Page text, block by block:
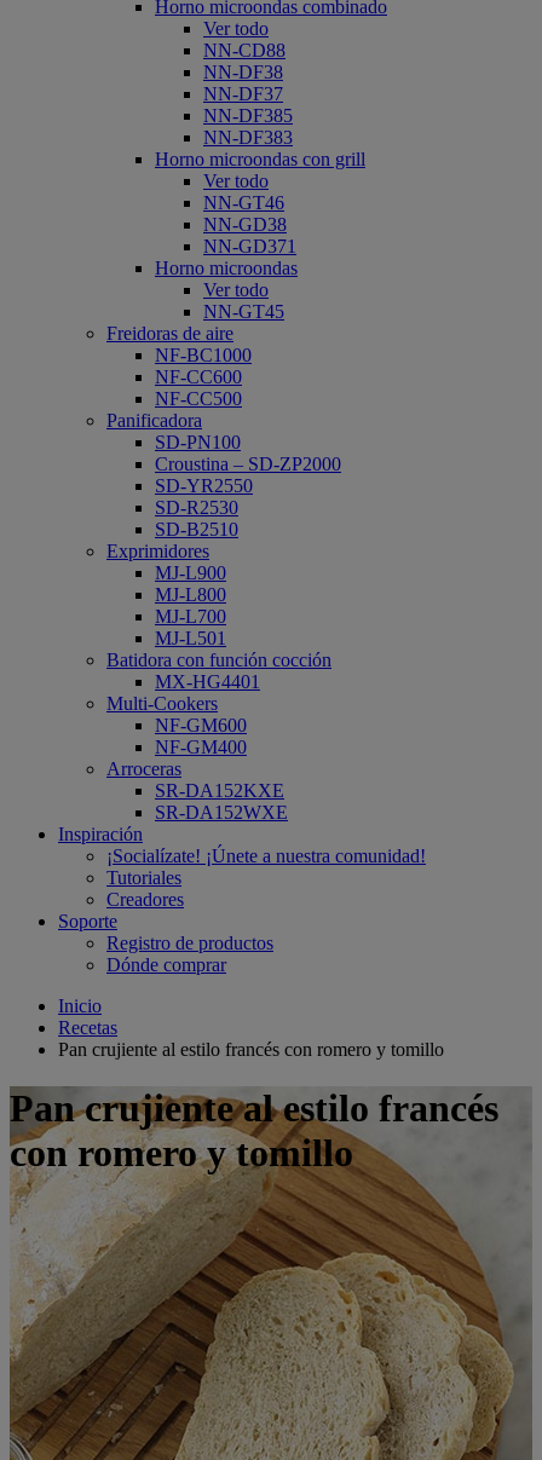
Horno microondas combinado
Ver todo
NN-CD88
NN-DF38
NN-DF37
NN-DF385
NN-DF383
Horno microondas con grill
Ver todo
NN-GT46
NN-GD38
NN-GD371
Horno microondas
Ver todo
NN-GT45
Freidoras de aire
NF-BC1000
NF-CC600
NF-CC500
Panificadora
SD-PN100
Croustina – SD-ZP2000
SD-YR2550
SD-R2530
SD-B2510
Exprimidores
MJ-L900
MJ-L800
MJ-L700
MJ-L501
Batidora con función cocción
MX-HG4401
Multi-Cookers
NF-GM600
NF-GM400
Arroceras
SR-DA152KXE
SR-DA152WXE
Inspiración
¡Socialízate! ¡Únete a nuestra comunidad!
Tutoriales
Creadores
Soporte
Registro de productos
Dónde comprar
Inicio
Recetas
Pan crujiente al estilo francés con romero y tomillo
Pan crujiente al estilo francés
con romero y tomillo